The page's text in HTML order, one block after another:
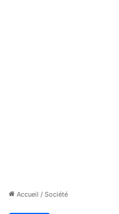
Accueil / Société